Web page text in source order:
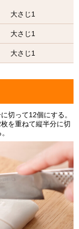
大さじ1
大さじ1
大さじ1
切って12個にする。
を重ねて縦半分に切